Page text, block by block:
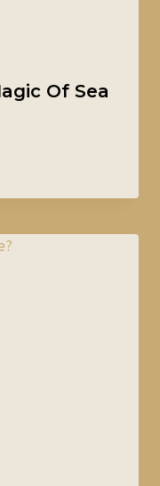
Of Sea